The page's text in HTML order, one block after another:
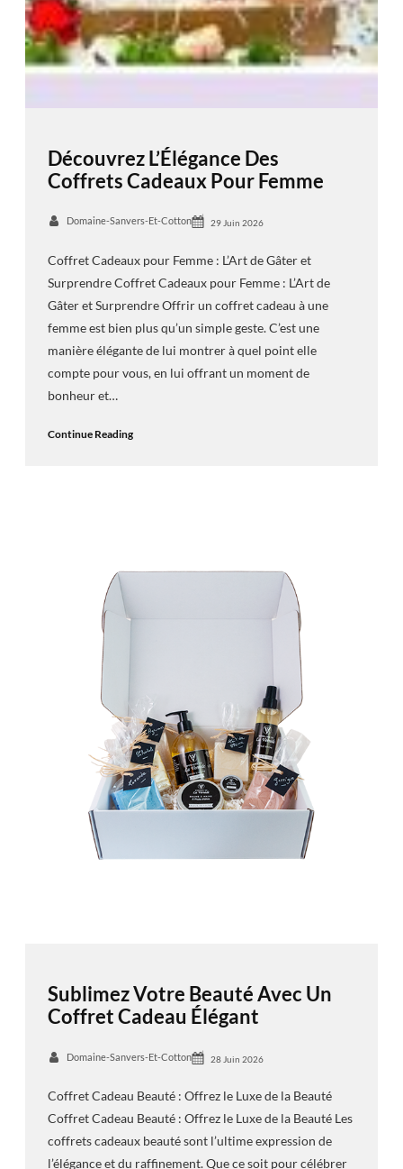
Découvrez L’Élégance Des
Coffrets Cadeaux Pour Femme
Domaine-Sanvers-Et-Cotton 29 Juin 2026
Coffret Cadeaux pour Femme : L’Art de Gâter et
Surprendre Coffret Cadeaux pour Femme : L’Art de
Gâter et Surprendre Offrir un coffret cadeau à une
femme est bien plus qu’un simple geste. C’est une
manière élégante de lui montrer à quel point elle
compte pour vous, en lui offrant un moment de
bonheur et…
Continue Reading
Sublimez Votre Beauté Avec Un
Coffret Cadeau Élégant
Domaine-Sanvers-Et-Cotton 28 Juin 2026
Coffret Cadeau Beauté : Offrez le Luxe de la Beauté
Coffret Cadeau Beauté : Offrez le Luxe de la Beauté Les
coffrets cadeaux beauté sont l’ultime expression de
l’élégance et du raffinement. Que ce soit pour célébrer